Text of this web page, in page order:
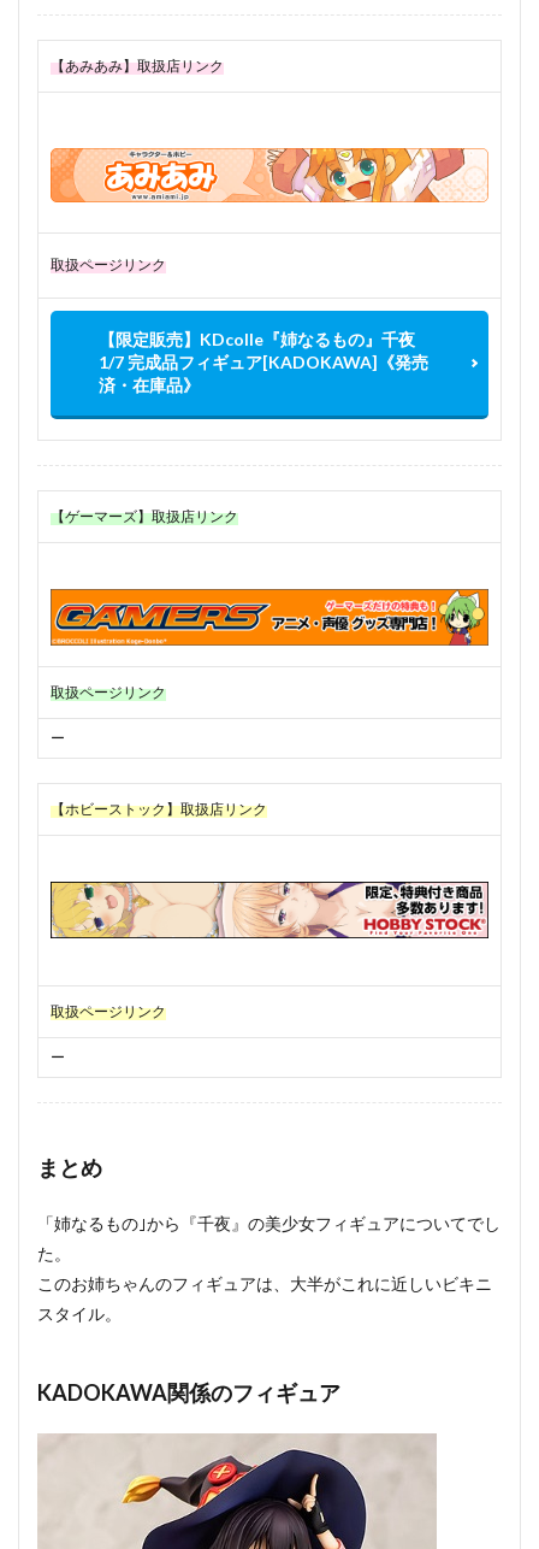
【あみあみ】取扱店リンク
取扱ページリンク
【限定販売】KDcolle『姉なるもの』千夜
1/7 完成品フィギュア[KADOKAWA]《発売
済・在庫品》
【ゲーマーズ】取扱店リンク
取扱ページリンク
ー
【ホビーストック】取扱店リンク
取扱ページリンク
ー
まとめ
「姉なるもの｣から『千夜』の美少女フィギュアについてでし
た。
このお姉ちゃんのフィギュアは、大半がこれに近しいビキニ
スタイル。
KADOKAWA関係のフィギュア